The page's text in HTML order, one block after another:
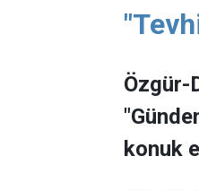
Özgür-
konuk